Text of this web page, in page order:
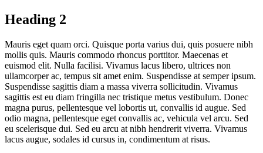
Heading 2
Mauris eget quam orci. Quisque porta varius dui, quis posuere nibh
mollis quis. Mauris commodo rhoncus porttitor. Maecenas et
euismod elit. Nulla facilisi. Vivamus lacus libero, ultrices non
ullamcorper ac, tempus sit amet enim. Suspendisse at semper ipsum.
Suspendisse sagittis diam a massa viverra sollicitudin. Vivamus
sagittis est eu diam fringilla nec tristique metus vestibulum. Donec
magna purus, pellentesque vel lobortis ut, convallis id augue. Sed
odio magna, pellentesque eget convallis ac, vehicula vel arcu. Sed
eu scelerisque dui. Sed eu arcu at nibh hendrerit viverra. Vivamus
lacus augue, sodales id cursus in, condimentum at risus.